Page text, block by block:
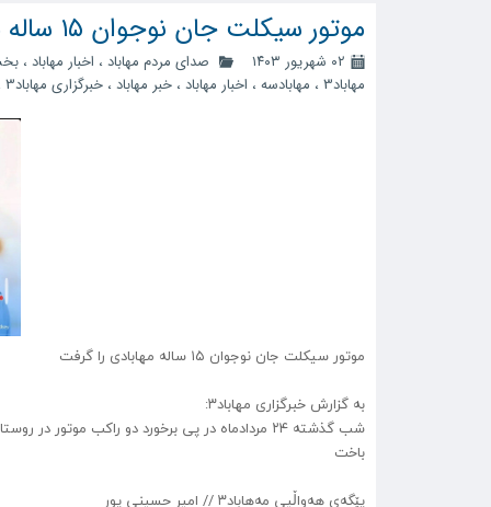
موتور سیکلت جان نوجوان ۱۵ ساله مهابادی را گرفت
۰۲ شهریور ۱۴۰۳ صدای مردم مهاباد ، اخبار مهاباد ،
مهاباد3
، مهابادسه ، اخبار مهاباد ،خبر مهاباد ،خبرگزاری مهاباد3
موتور سیکلت جان نوجوان ۱۵ ساله مهابادی را گرفت
به گزارش خبرگزاری مهاباد۳:
باخت
پێگەی هەواڵیی مەهاباد۳ // امیر حسینی پور